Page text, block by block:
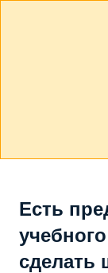
Есть
сделать